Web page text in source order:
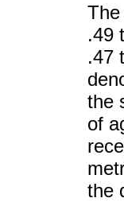
.49
.47
the
of
the